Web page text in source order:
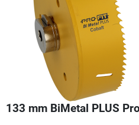
133 mm BiMetal PLUS